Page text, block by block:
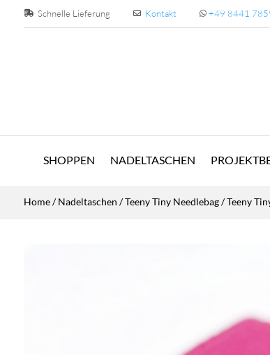
Schnelle Lieferung Kontakt +49 8441
SHOPPEN NADELTASCHEN
Home/Nadeltaschen /Teeny Tiny Needlebag/ Teeny